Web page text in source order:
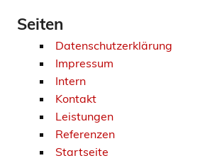
Seiten
Datenschutzerklärung
Impressum
Intern
Kontakt
Leistungen
Referenzen
Startseite